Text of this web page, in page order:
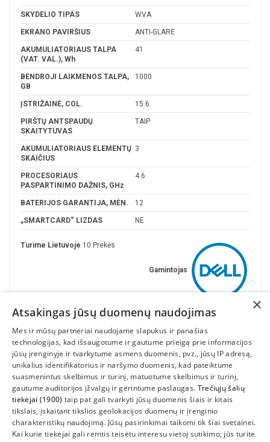
SKYDELIO TIPAS WVA
EKRANO PAVIRŠIUS ANTI-GLARE
AKUMULIATORIAUS TALPA
(VAT. VAL.), Wh
41
BENDROJI LAIKMENOS TALPA,
GB
1000
ĮSTRIŽAINĖ, COL. 15.6
PIRŠTŲ ANTSPAUDŲ
SKAITYTUVAS
TAIP
AKUMULIATORIAUS ELEMENTŲ
SKAIČIUS
3
PROCESORIAUS
PASPARTINIMO DAŽNIS, GHz
4.6
BATERIJOS GARANTIJA, MĖN. 12
„SMARTCARD“ LIZDAS NE
Gamintojas
Turime Lietuvoje 10 Prekės
INFORMACIJA
SUSIEKITE
×
Atsakingas jūsų duomenų naudojimas
Mes ir mūsų partneriai naudojame slapukus ir panašias
technologijas, kad išsaugotume ir gautume prieigą prie informacijos
jūsų įrenginyje ir tvarkytume asmens duomenis, pvz., jūsų IP adresą,
unikalius identifikatorius ir naršymo duomenis, kad pateiktume
suasmenintus skelbimus ir turinį, matuotume skelbimus ir turinį,
gautume auditorijos įžvalgų ir gerintume paslaugas. Trečiųjų šalių
tiekėjai (1900) taip pat gali tvarkyti jūsų duomenis šiais ir kitais
tikslais, įskaitant tikslios geolokacijos duomenų ir įrenginio
charakteristikų naudojimą. Jūsų pasirinkimai taikomi tik šiai svetainei.
Kai kurie tiekėjai gali remtis teisėtu interesu vietoj sutikimo; jūs turite